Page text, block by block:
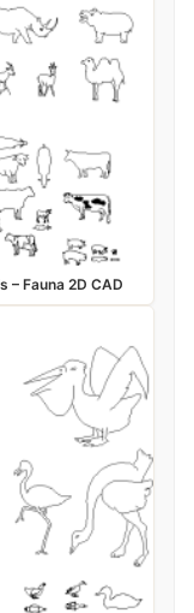
– Fauna 2D CAD